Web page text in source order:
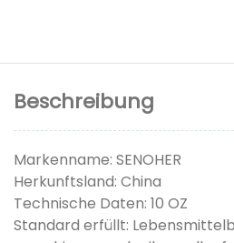
Beschreibung
Markenname: SENOHER
Herkunftsland: China
Technische Daten: 10 OZ
Standard erfüllt: